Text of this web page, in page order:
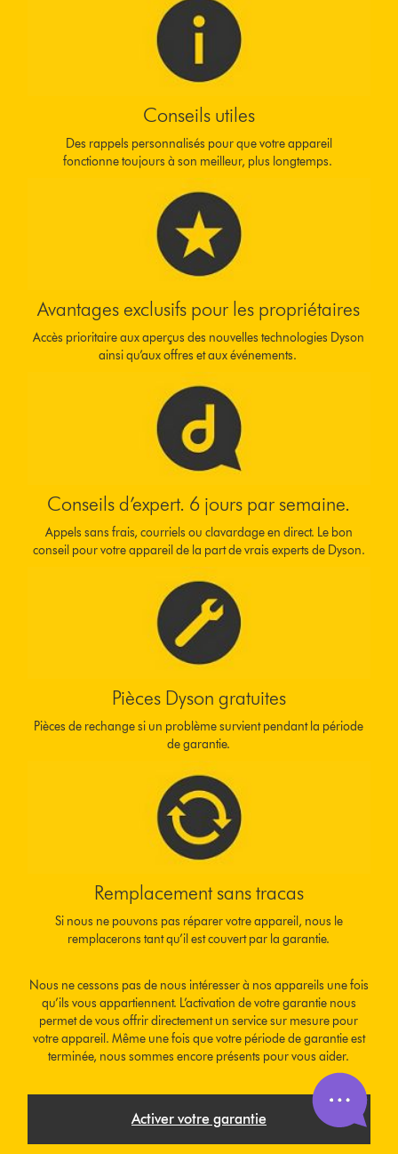
Conseils utiles
Des rappels personnalisés pour que votre appareil
fonctionne toujours à son meilleur, plus longtemps.
Avantages exclusifs pour les propriétaires
Accès prioritaire aux aperçus des nouvelles technologies Dyson
ainsi qu’aux offres et aux événements.
Conseils d’expert. 6 jours par semaine.
Appels sans frais, courriels ou clavardage en direct. Le bon
conseil pour votre appareil de la part de vrais experts de Dyson.
Pièces Dyson gratuites
Pièces de rechange si un problème survient pendant la période
de garantie.
Remplacement sans tracas
Si nous ne pouvons pas réparer votre appareil, nous le
remplacerons tant qu’il est couvert par la garantie.
Nous ne cessons pas de nous intéresser à nos appareils une fois
qu’ils vous appartiennent. L’activation de votre garantie nous
permet de vous offrir directement un service sur mesure pour
votre appareil. Même une fois que votre période de garantie est
terminée, nous sommes encore présents pour vous aider.
Activer votre garantie